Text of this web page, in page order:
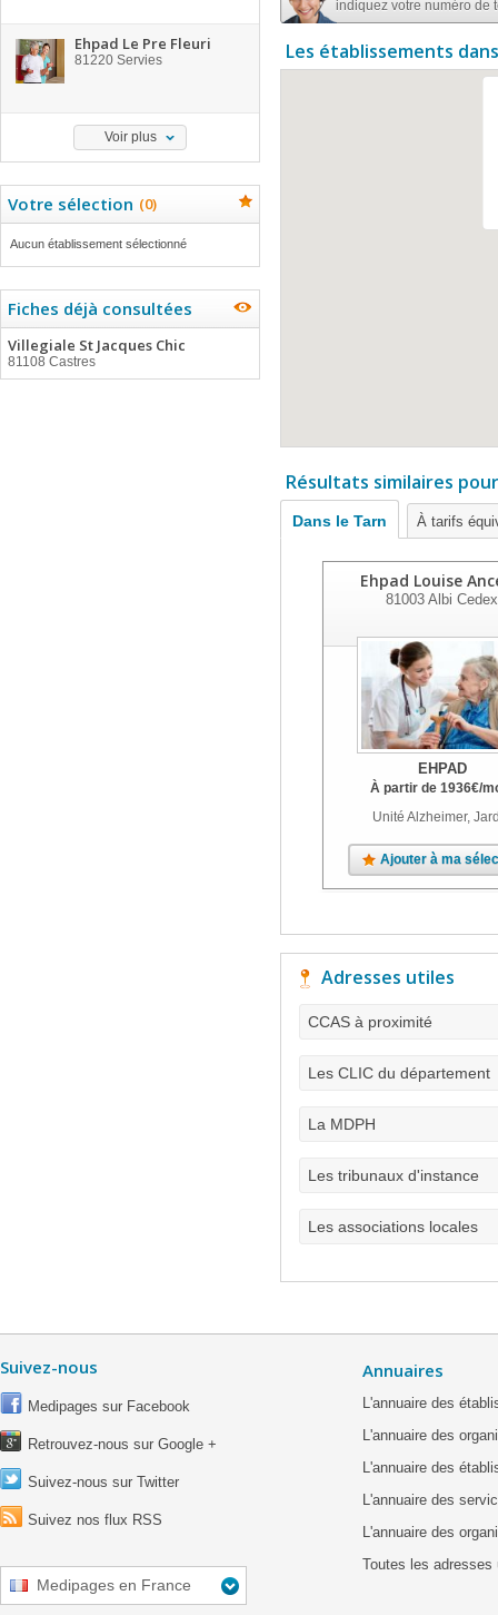
Ehpad Le Pre Fleuri
81220 Servies
Voir plus
Votre sélection (0)
Aucun établissement sélectionné
Fiches déjà consultées
Villegiale St Jacques Chic
81108 Castres
indiquez votre numéro de
Les établissements
Résultats similaires
Dans le Tarn À tarifs
Ehpad Louise
81003 Albi Cedex
EHPAD
À partir de 1936€/
Unité Alzheimer,
Ajouter à ma
Adresses utiles
CCAS à proximité
Les CLIC du département
La MDPH
Les tribunaux d'instance
Les associations locales
Suivez-nous
Medipages sur Facebook
Retrouvez-nous sur Google +
Suivez-nous sur Twitter
Suivez nos flux RSS
Medipages en France
Annuaires
L'annuaire des
L'annuaire des
L'annuaire des
L'annuaire des
L'annuaire des
Toutes les adresses